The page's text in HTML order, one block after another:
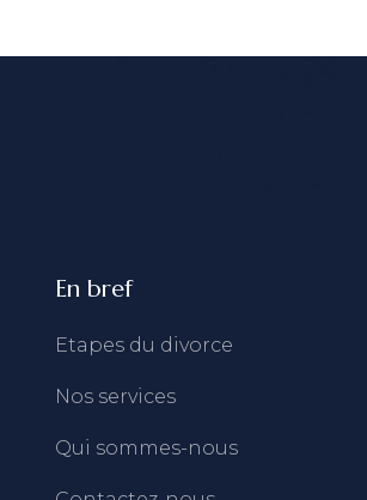
En bref
Etapes du divorce
Nos services
Qui sommes-nous